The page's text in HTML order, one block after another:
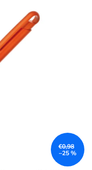
€0,98
–25 %